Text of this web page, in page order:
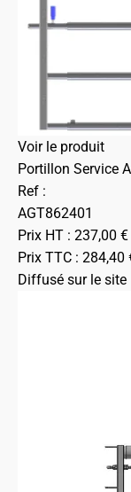
Voir le produit
Portillon Service
Ref :
AGT862401
Prix HT : 237,00 €
Prix TTC : 284,40
Diffusé sur le site